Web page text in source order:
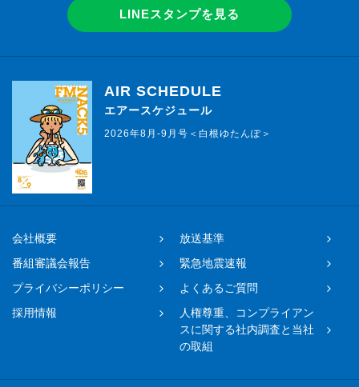
LINEスタンプを見る
AIR SCHEDULE
エアースケジュール
2026年8月-9月号＜白根ゆたんぽ＞
会社概要
放送基準
番組審議会報告
緊急地震速報
プライバシーポリシー
よくあるご質問
採用情報
人権尊重、コンプライアン
スに関する社内調査と当社
の取組